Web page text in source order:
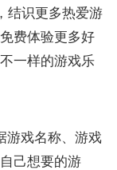
识更多热爱游
费体验更多好
一样的游戏乐
戏名称、游戏
己想要的游